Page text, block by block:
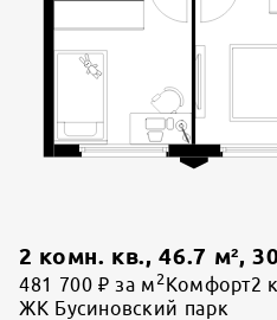
2 комн. кв., 46.7 м²,
481 700 ₽ за м 2 Комфорт2
ЖК Бусиновский парк